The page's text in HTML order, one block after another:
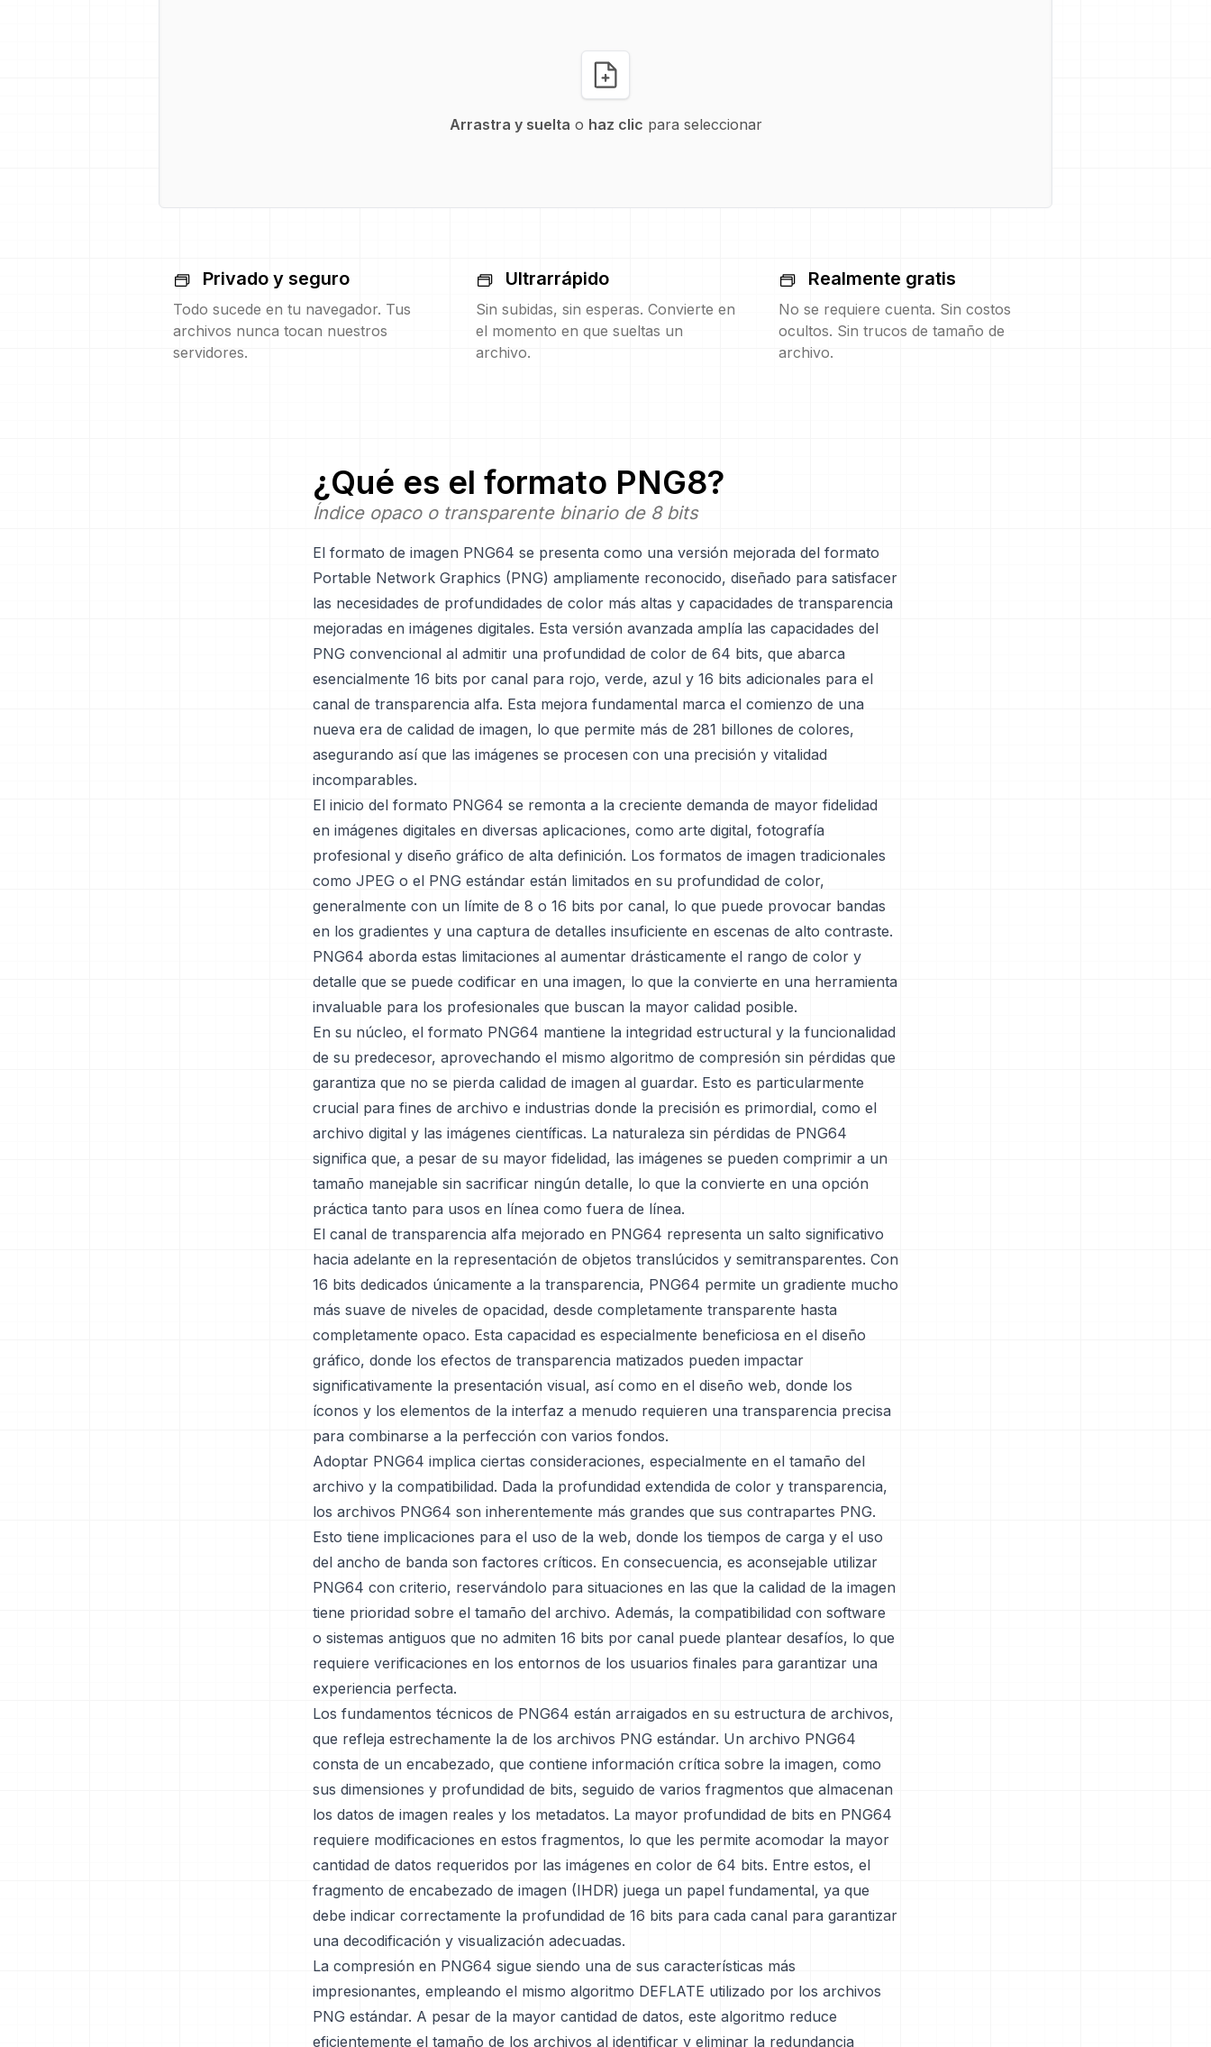
Arrastra y suelta o haz clic para seleccionar
Privado y seguro
Todo sucede en tu navegador. Tus
archivos nunca tocan nuestros
servidores.
Ultrarrápido
Sin subidas, sin esperas. Convierte en
el momento en que sueltas un
archivo.
Realmente gratis
No se requiere cuenta. Sin costos
ocultos. Sin trucos de tamaño de
archivo.
¿Qué es el formato PNG8?
Índice opaco o transparente binario de 8 bits
El formato de imagen PNG64 se presenta como una versión mejorada del formato
Portable Network Graphics (PNG) ampliamente reconocido, diseñado para satisfacer
las necesidades de profundidades de color más altas y capacidades de transparencia
mejoradas en imágenes digitales. Esta versión avanzada amplía las capacidades del
PNG convencional al admitir una profundidad de color de 64 bits, que abarca
esencialmente 16 bits por canal para rojo, verde, azul y 16 bits adicionales para el
canal de transparencia alfa. Esta mejora fundamental marca el comienzo de una
nueva era de calidad de imagen, lo que permite más de 281 billones de colores,
asegurando así que las imágenes se procesen con una precisión y vitalidad
incomparables.
El inicio del formato PNG64 se remonta a la creciente demanda de mayor fidelidad
en imágenes digitales en diversas aplicaciones, como arte digital, fotografía
profesional y diseño gráfico de alta definición. Los formatos de imagen tradicionales
como JPEG o el PNG estándar están limitados en su profundidad de color,
generalmente con un límite de 8 o 16 bits por canal, lo que puede provocar bandas
en los gradientes y una captura de detalles insuficiente en escenas de alto contraste.
PNG64 aborda estas limitaciones al aumentar drásticamente el rango de color y
detalle que se puede codificar en una imagen, lo que la convierte en una herramienta
invaluable para los profesionales que buscan la mayor calidad posible.
En su núcleo, el formato PNG64 mantiene la integridad estructural y la funcionalidad
de su predecesor, aprovechando el mismo algoritmo de compresión sin pérdidas que
garantiza que no se pierda calidad de imagen al guardar. Esto es particularmente
crucial para fines de archivo e industrias donde la precisión es primordial, como el
archivo digital y las imágenes científicas. La naturaleza sin pérdidas de PNG64
significa que, a pesar de su mayor fidelidad, las imágenes se pueden comprimir a un
tamaño manejable sin sacrificar ningún detalle, lo que la convierte en una opción
práctica tanto para usos en línea como fuera de línea.
El canal de transparencia alfa mejorado en PNG64 representa un salto significativo
hacia adelante en la representación de objetos translúcidos y semitransparentes. Con
16 bits dedicados únicamente a la transparencia, PNG64 permite un gradiente mucho
más suave de niveles de opacidad, desde completamente transparente hasta
completamente opaco. Esta capacidad es especialmente beneficiosa en el diseño
gráfico, donde los efectos de transparencia matizados pueden impactar
significativamente la presentación visual, así como en el diseño web, donde los
íconos y los elementos de la interfaz a menudo requieren una transparencia precisa
para combinarse a la perfección con varios fondos.
Adoptar PNG64 implica ciertas consideraciones, especialmente en el tamaño del
archivo y la compatibilidad. Dada la profundidad extendida de color y transparencia,
los archivos PNG64 son inherentemente más grandes que sus contrapartes PNG.
Esto tiene implicaciones para el uso de la web, donde los tiempos de carga y el uso
del ancho de banda son factores críticos. En consecuencia, es aconsejable utilizar
PNG64 con criterio, reservándolo para situaciones en las que la calidad de la imagen
tiene prioridad sobre el tamaño del archivo. Además, la compatibilidad con software
o sistemas antiguos que no admiten 16 bits por canal puede plantear desafíos, lo que
requiere verificaciones en los entornos de los usuarios finales para garantizar una
experiencia perfecta.
Los fundamentos técnicos de PNG64 están arraigados en su estructura de archivos,
que refleja estrechamente la de los archivos PNG estándar. Un archivo PNG64
consta de un encabezado, que contiene información crítica sobre la imagen, como
sus dimensiones y profundidad de bits, seguido de varios fragmentos que almacenan
los datos de imagen reales y los metadatos. La mayor profundidad de bits en PNG64
requiere modificaciones en estos fragmentos, lo que les permite acomodar la mayor
cantidad de datos requeridos por las imágenes en color de 64 bits. Entre estos, el
fragmento de encabezado de imagen (IHDR) juega un papel fundamental, ya que
debe indicar correctamente la profundidad de 16 bits para cada canal para garantizar
una decodificación y visualización adecuadas.
La compresión en PNG64 sigue siendo una de sus características más
impresionantes, empleando el mismo algoritmo DEFLATE utilizado por los archivos
PNG estándar. A pesar de la mayor cantidad de datos, este algoritmo reduce
eficientemente el tamaño de los archivos al identificar y eliminar la redundancia